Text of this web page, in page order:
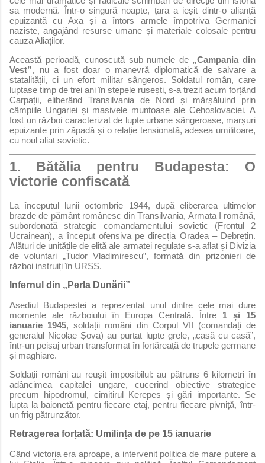
sa modernă. Într-o singură noapte, țara a ieșit dintr-o alianță
epuizantă cu Axa și a întors armele împotriva Germaniei
naziste, angajând resurse umane și materiale colosale pentru
cauza Aliaților.
Această perioadă, cunoscută sub numele de „Campania din
Vest”, nu a fost doar o manevră diplomatică de salvare a
statalității, ci un efort militar sângeros. Soldatul român, care
luptase timp de trei ani în stepele rusești, s-a trezit acum forțând
Carpații, eliberând Transilvania de Nord și mărșăluind prin
câmpiile Ungariei și masivele muntoase ale Cehoslovaciei. A
fost un război caracterizat de lupte urbane sângeroase, marșuri
epuizante prin zăpadă și o relație tensionată, adesea umilitoare,
cu noul aliat sovietic.
1. Bătălia pentru Budapesta: O
victorie confiscată
La începutul lunii octombrie 1944, după eliberarea ultimelor
brazde de pământ românesc din Transilvania, Armata I română,
subordonată strategic comandamentului sovietic (Frontul 2
Ucrainean), a început ofensiva pe direcția Oradea – Debrețin.
Alături de unitățile de elită ale armatei regulate s-a aflat și Divizia
de voluntari „Tudor Vladimirescu”, formată din prizonieri de
război instruiți în URSS.
Infernul din „Perla Dunării”
Asediul Budapestei a reprezentat unul dintre cele mai dure
momente ale războiului în Europa Centrală. Între 1 și 15
ianuarie 1945, soldații români din Corpul VII (comandați de
generalul Nicolae Șova) au purtat lupte grele, „casă cu casă”,
într-un peisaj urban transformat în fortăreață de trupele germane
și maghiare.
Soldații români au reușit imposibilul: au pătruns 6 kilometri în
adâncimea capitalei ungare, cucerind obiective strategice
precum hipodromul, cimitirul Kerepes și gări importante. Se
lupta la baionetă pentru fiecare etaj, pentru fiecare pivniță, într-
un frig pătrunzător.
Retragerea forțată: Umilința de pe 15 ianuarie
Când victoria era aproape, a intervenit politica de mare putere a